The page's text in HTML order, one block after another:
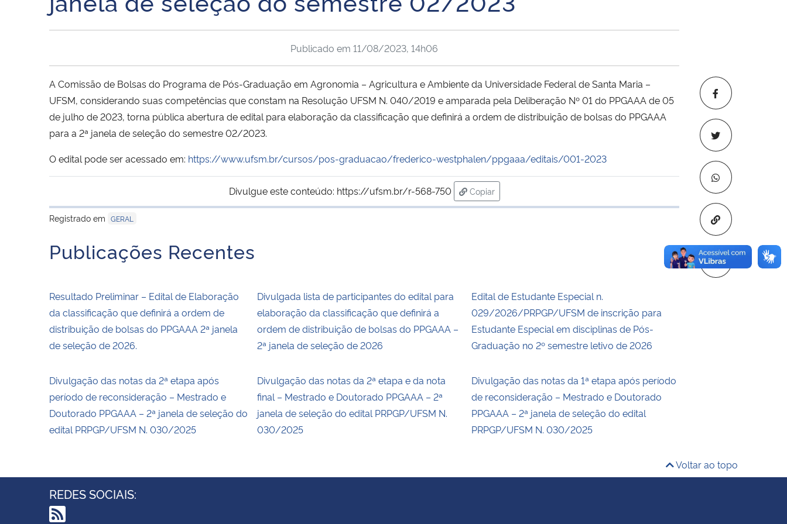
Copiar para
Publicado em 11/08/2023, 14h06
A Comissão de Bolsas do Programa de Pós-Graduação em Agronomia – Agricultura e Ambiente da Universidade Federal de Santa Maria –
UFSM, considerando suas competências que constam na Resolução UFSM N. 040/2019 e amparada pela Deliberação Nº 01 do PPGAAA de 05
de julho de 2023, torna pública abertura de edital para elaboração da classificação que definirá a ordem de distribuição de bolsas do PPGAAA
para a 2ª janela de seleção do semestre 02/2023.
O edital pode ser acessado em: https://www.ufsm.br/cursos/pos-graduacao/frederico-westphalen/ppgaaa/editais/001-2023
Divulgue este conteúdo: https://ufsm.br/r-568-750
Copiar
para área de transferência
Registrado em GERAL
Publicações Recentes
Resultado Preliminar – Edital de Elaboração
da classificação que definirá a ordem de
distribuição de bolsas do PPGAAA 2ª janela
de seleção de 2026.
Divulgada lista de participantes do edital para
elaboração da classificação que definirá a
ordem de distribuição de bolsas do PPGAAA –
2ª janela de seleção de 2026
Edital de Estudante Especial n.
029/2026/PRPGP/UFSM de inscrição para
Estudante Especial em disciplinas de Pós-
Graduação no 2º semestre letivo de 2026
Divulgação das notas da 2ª etapa após
período de reconsideração – Mestrado e
Doutorado PPGAAA – 2ª janela de seleção do
edital PRPGP/UFSM N. 030/2025
Divulgação das notas da 2ª etapa e da nota
final – Mestrado e Doutorado PPGAAA – 2ª
janela de seleção do edital PRPGP/UFSM N.
030/2025
Divulgação das notas da 1ª etapa após período
de reconsideração – Mestrado e Doutorado
PPGAAA – 2ª janela de seleção do edital
PRPGP/UFSM N. 030/2025
Voltar ao topo
REDES SOCIAIS: